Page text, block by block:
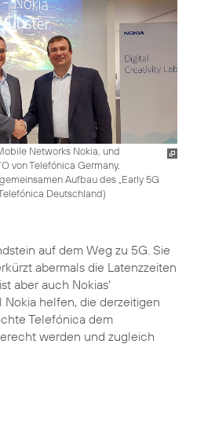
Networks Nokia, und
von Telefónica Germany,
Aufbau des „Early 5G
Deutschland)
auf dem Weg zu 5G. Sie
abermals die Latenzzeiten
aber auch Nokias‘
helfen, die derzeitigen
Telefónica dem
werden und zugleich